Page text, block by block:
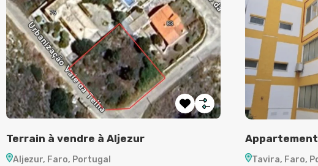
Terrain à vendre à Aljezur
Aljezur, Faro, Portugal Tavira, Faro,